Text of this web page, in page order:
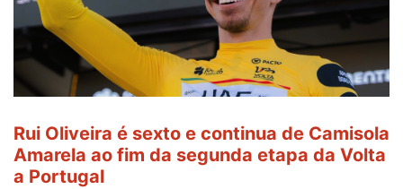
Rui Oliveira é sexto e continua de Camisola
Amarela ao fim da segunda etapa da Volta
a Portugal